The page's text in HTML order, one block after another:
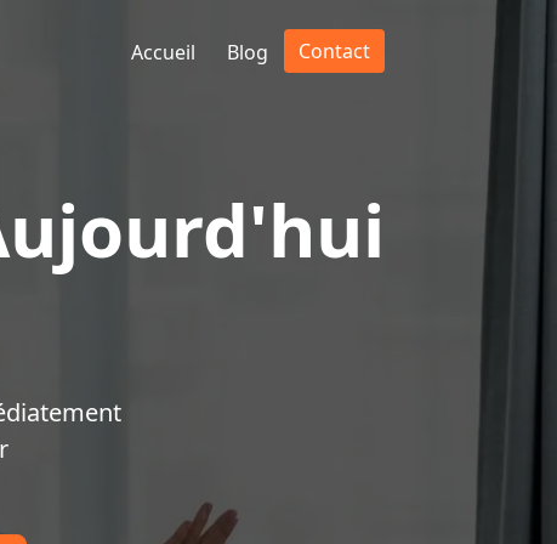
Accueil Blog Contact